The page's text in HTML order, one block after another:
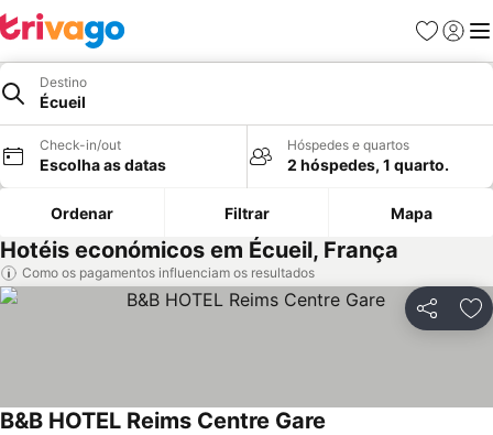
Favoritos
Iniciar
Destino
Écueil
Check-in/out
Escolha as datas
Hóspedes e quartos
2 hóspedes, 1 quarto.
Ordenar Filtrar Mapa
Hotéis económicos em Écueil, França
Como os pagamentos influenciam os resultados
Partilhar
B&B HOTEL Reims Centre Gare